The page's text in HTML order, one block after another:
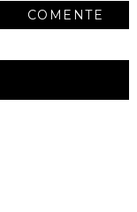
COMENTE